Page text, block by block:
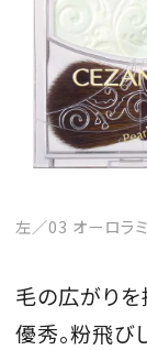
左／03 オーロラ
毛の広がりを
優秀。粉飛び